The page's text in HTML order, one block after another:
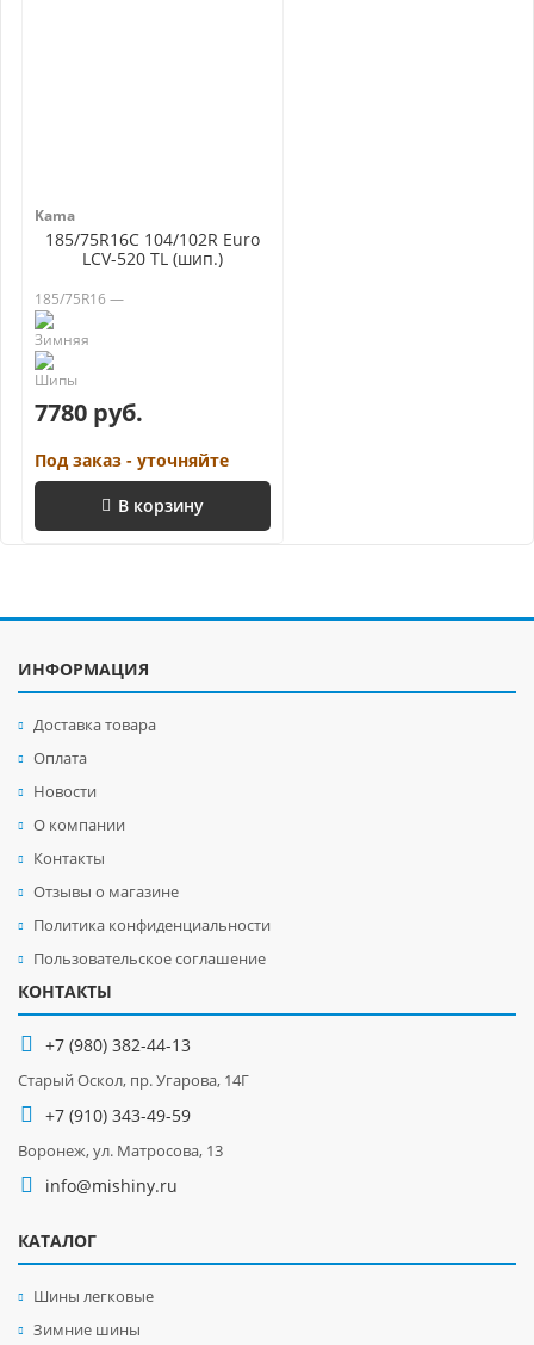
Kama
185/75R16C 104/102R Euro
LCV-520 TL (шип.)
185/75R16 —
7780 руб.
Под заказ - уточняйте
В корзину
ИНФОРМАЦИЯ
Доставка товара
Оплата
Новости
О компании
Контакты
Отзывы о магазине
Политика конфиденциальности
Пользовательское соглашение
КОНТАКТЫ
+7 (980) 382-44-13
Старый Оскол, пр. Угарова, 14Г
+7 (910) 343-49-59
Воронеж, ул. Матросова, 13
info@mishiny.ru
КАТАЛОГ
Шины легковые
Зимние шины